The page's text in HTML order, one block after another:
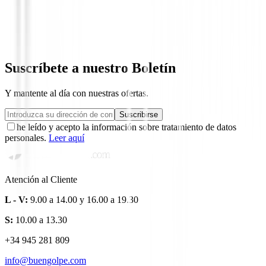
Suscríbete a nuestro Boletín
Y mantente al día con nuestras ofertas.
Suscribirse
he leído y acepto la información sobre tratamiento de datos
personales. Leer aquí
Atención al Cliente
L - V: 9.00 a 14.00 y 16.00 a 19.30
S: 10.00 a 13.30
+34 945 281 809
info@buengolpe.com